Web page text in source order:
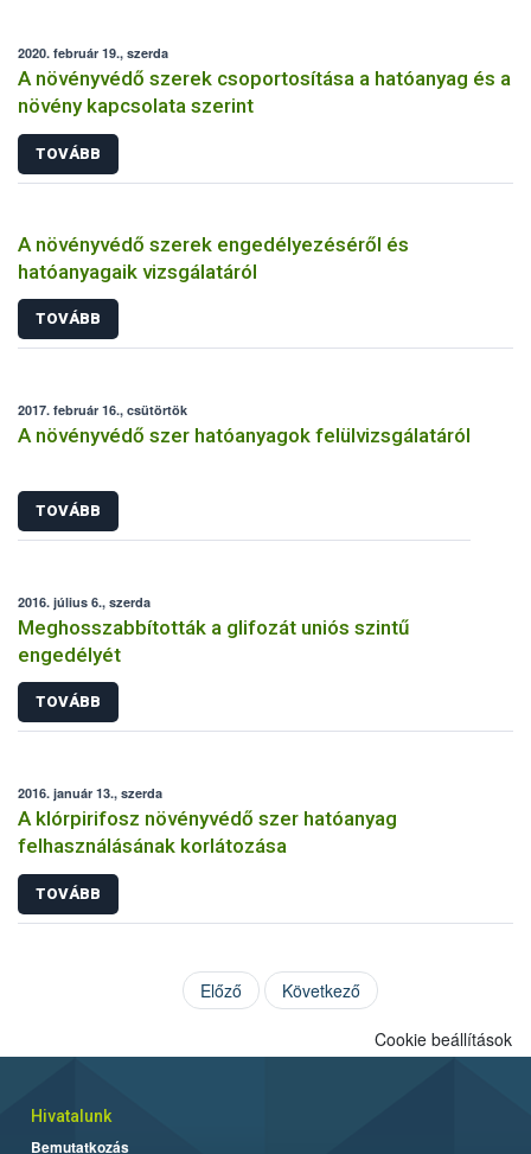
2020. február 19., szerda
A növényvédő szerek csoportosítása a hatóanyag és a
növény kapcsolata szerint
TOVÁBB
A növényvédő szerek engedélyezéséről és
hatóanyagaik vizsgálatáról
TOVÁBB
2017. február 16., csütörtök
A növényvédő szer hatóanyagok felülvizsgálatáról
TOVÁBB
2016. július 6., szerda
Meghosszabbították a glifozát uniós szintű
engedélyét
TOVÁBB
2016. január 13., szerda
A klórpirifosz növényvédő szer hatóanyag
felhasználásának korlátozása
TOVÁBB
Előző Következő
Cookie beállítások
Hivatalunk
Bemutatkozás